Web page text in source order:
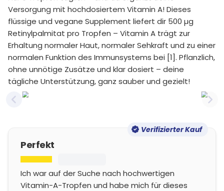
Versorgung mit hochdosiertem Vitamin A! Dieses
flüssige und vegane Supplement liefert dir 500 µg
Retinylpalmitat pro Tropfen – Vitamin A trägt zur
Erhaltung normaler Haut, normaler Sehkraft und zu einer
normalen Funktion des Immunsystems bei [1]. Pflanzlich,
ohne unnötige Zusätze und klar dosiert – deine
tägliche Unterstützung, ganz sauber und gezielt!
Previous slide
Verifizierter Kauf
Perfekt
Ich war auf der Suche nach hochwertigen
Vitamin-A-Tropfen und habe mich für dieses